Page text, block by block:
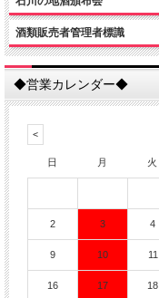
酒類販売者管理者標識
◆営業カレンダー◆
日 月 火
2 3 4
9 10 11
16 17 18